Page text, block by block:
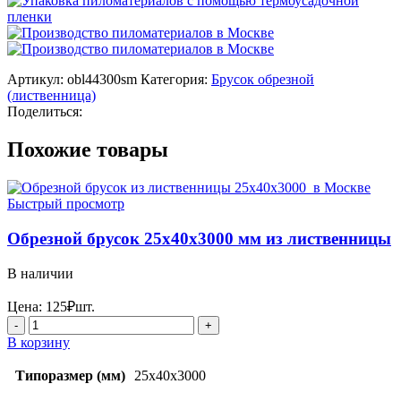
Артикул: obl44300sm Категория: Брусок обрезной
(лиственница)
Поделиться:
Похожие товары
Быстрый просмотр
Обрезной брусок 25x40x3000 мм из лиственницы
В наличии
Цена: 125₽шт.
Количество
товара
Обрезной
брусок
25x40x3000 мм
В корзину
Типоразмер (мм) 25x40x3000